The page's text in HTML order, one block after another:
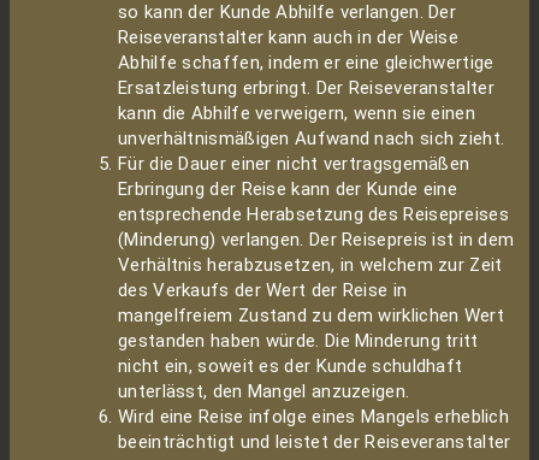
so kann der Kunde Abhilfe verlangen. Der
Reiseveranstalter kann auch in der Weise
Abhilfe schaffen, indem er eine gleichwertige
Ersatzleistung erbringt. Der Reiseveranstalter
kann die Abhilfe verweigern, wenn sie einen
unverhältnismäßigen Aufwand nach sich zieht.
Für die Dauer einer nicht vertragsgemäßen
Erbringung der Reise kann der Kunde eine
entsprechende Herabsetzung des Reisepreises
(Minderung) verlangen. Der Reisepreis ist in dem
Verhältnis herabzusetzen, in welchem zur Zeit
des Verkaufs der Wert der Reise in
mangelfreiem Zustand zu dem wirklichen Wert
gestanden haben würde. Die Minderung tritt
nicht ein, soweit es der Kunde schuldhaft
unterlässt, den Mangel anzuzeigen.
Wird eine Reise infolge eines Mangels erheblich
beeinträchtigt und leistet der Reiseveranstalter